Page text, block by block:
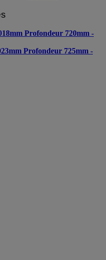
Profondeur 720mm -
Profondeur 725mm -